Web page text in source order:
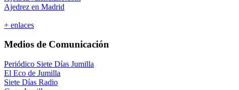
Ajedrez en Madrid
+ enlaces
Medios de Comunicación
Periódico Siete Días Jumilla
El Eco de Jumilla
Siete Días Radio